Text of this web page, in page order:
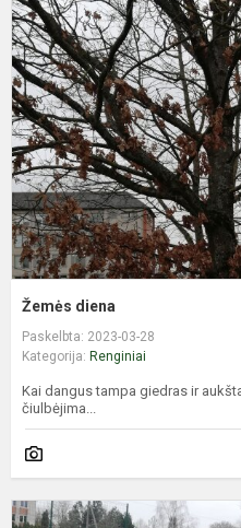
Žemės diena
Paskelbta: 2023-03-28
Kategorija: Renginiai
Kai dangus tampa giedras ir
čiulbėjima...